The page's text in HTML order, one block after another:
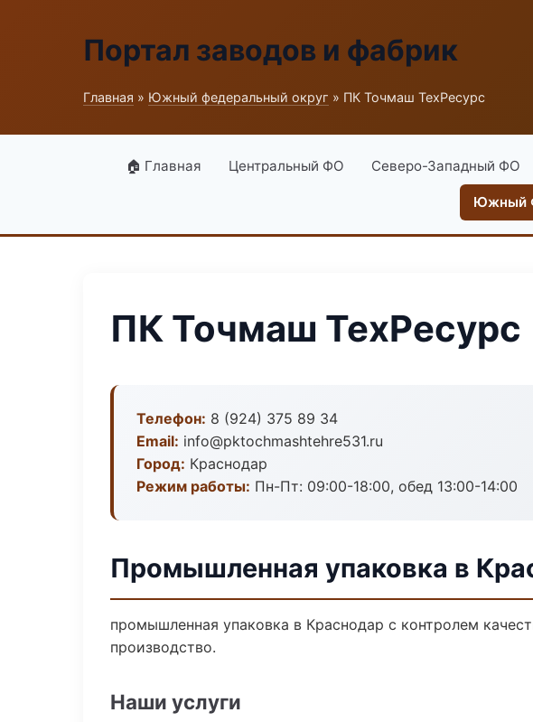
Портал заводов и фабрик
Главная » Южный федеральный округ » ПК Точмаш ТехРесурс
🏠 Главная Центральный ФО Северо-Западный ФО
Южный
ПК Точмаш ТехРесурс
Телефон: 8 (924) 375 89 34
Email: info@pktochmashtehre531.ru
Город: Краснодар
Режим работы: Пн-Пт: 09:00-18:00, обед 13:00-14:00
Промышленная упаковка в
промышленная упаковка в Краснодар с контролем
производство.
Наши услуги